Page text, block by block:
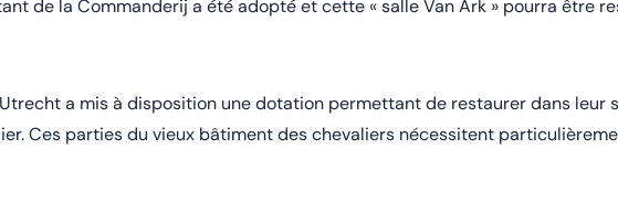
de la Commanderij a été adopté et cette « salle Van Ark » pourra être
a mis à disposition une dotation permettant de restaurer dans leur
Ces parties du vieux bâtiment des chevaliers nécessitent